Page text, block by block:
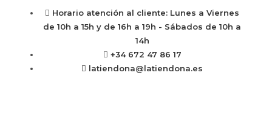
Horario atención al cliente: Lunes a Viernes
de 10h a 15h y de 16h a 19h - Sábados de 10h a
14h
+34 672 47 86 17
latiendona@latiendona.es